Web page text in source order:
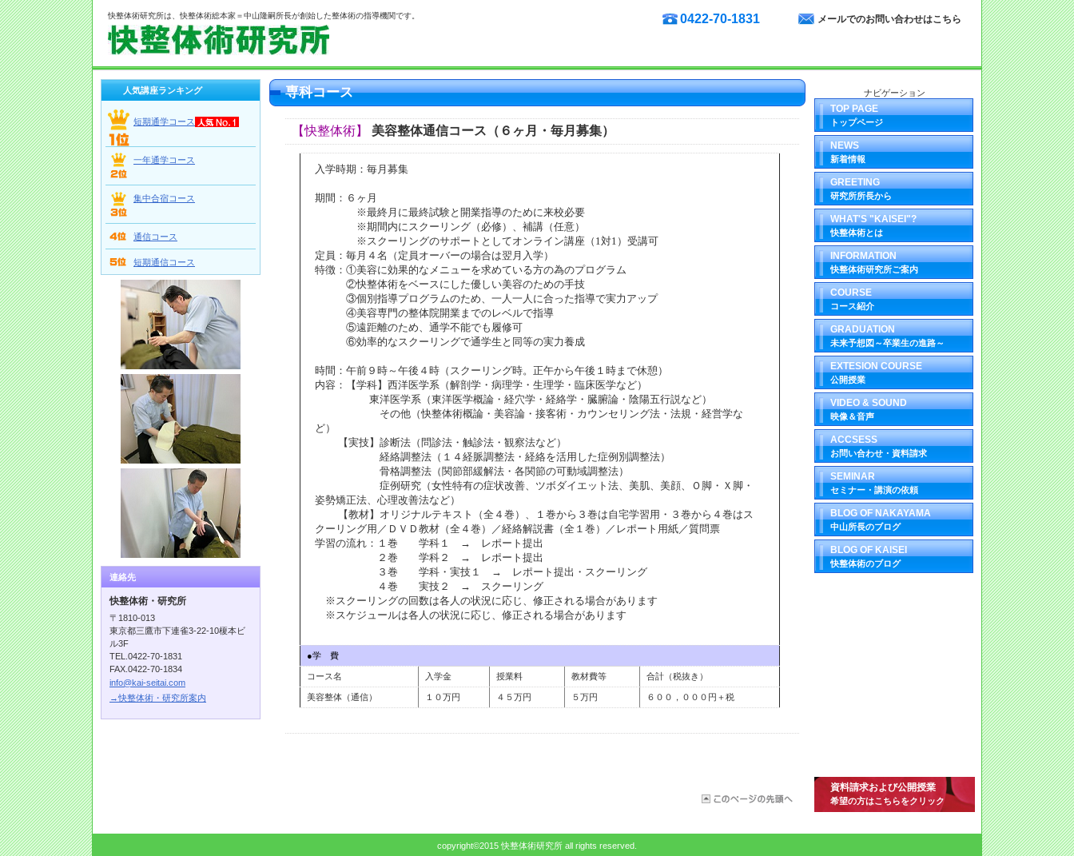
快整体術研究所は、快整体術総本家＝中山隆嗣所長が創始した整体術の指導機関です。 0422-70-1831 メールでのお問い合わせはこちら
専科コース
【快整体術】 美容整体通信コース（６ヶ月・毎月募集）
入学時期：毎月募集
期間：６ヶ月
※最終月に最終試験と開業指導のために来校必要
※期間内にスクーリング（必修）、補講（任意）
※スクーリングのサポートとしてオンライン講座（1対1）受講可
定員：毎月４名（定員オーバーの場合は翌月入学）
特徴：①美容に効果的なメニューを求めている方の為のプログラム
②快整体術をベースにした優しい美容のための手技
③個別指導プログラムのため、一人一人に合った指導で実力アップ
④美容専門の整体院開業までのレベルで指導
⑤遠距離のため、通学不能でも履修可
⑥効率的なスクーリングで通学生と同等の実力養成
時間：午前９時～午後４時（スクーリング時。正午から午後１時まで休憩）
内容：【学科】西洋医学系（解剖学・病理学・生理学・臨床医学など）
東洋医学系（東洋医学概論・経穴学・経絡学・臓腑論・陰陽五行説など）
その他（快整体術概論・美容論・接客術・カウンセリング法・法規・経営学な
ど）
【実技】診断法（問診法・触診法・観察法など）
経絡調整法（１４経脈調整法・経絡を活用した症例別調整法）
骨格調整法（関節部緩解法・各関節の可動域調整法）
症例研究（女性特有の症状改善、ツボダイエット法、美肌、美顔、Ｏ脚・Ｘ脚・
姿勢矯正法、心理改善法など）
【教材】オリジナルテキスト（全４巻）、１巻から３巻は自宅学習用・３巻から４巻はス
クーリング用／ＤＶＤ教材（全４巻）／経絡解説書（全１巻）／レポート用紙／質問票
学習の流れ：１巻 学科１ → レポート提出
２巻 学科２ → レポート提出
３巻 学科・実技１ → レポート提出・スクーリング
４巻 実技２ → スクーリング
※スクーリングの回数は各人の状況に応じ、修正される場合があります
※スケジュールは各人の状況に応じ、修正される場合があります
●学 費
コース名 入学金 授業料 教材費等 合計（税抜き）
美容整体（通信） １０万円 ４５万円 ５万円 ６００，０００円＋税
ナビゲーション
TOP PAGE
トップページ
NEWS
新着情報
GREETING
研究所所長から
WHAT'S "KAISEI"?
快整体術とは
INFORMATION
快整体術研究所ご案内
COURSE
コース紹介
GRADUATION
未来予想図～卒業生の進路～
EXTESION COURSE
公開授業
VIDEO & SOUND
映像＆音声
ACCSESS
お問い合わせ・資料請求
SEMINAR
セミナー・講演の依頼
BLOG OF NAKAYAMA
中山所長のブログ
BLOG OF KAISEI
快整体術のブログ
資料請求および公開授業
希望の方はこちらをクリック
人気講座ランキング
短期通学コース
一年通学コース
集中合宿コース
通信コース
短期通信コース
連絡先
快整体術・研究所
〒1810-013
東京都三鷹市下連雀3-22-10榎本ビ
ル3F
TEL.0422-70-1831
FAX.0422-70-1834
info@kai-seitai.com
→快整体術・研究所案内
copyright©2015 快整体術研究所 all rights reserved.